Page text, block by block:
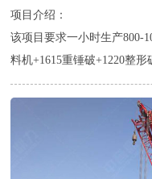
项目介绍：
该项目要求一小时生产800-
料机+1615重锤破+1220整形